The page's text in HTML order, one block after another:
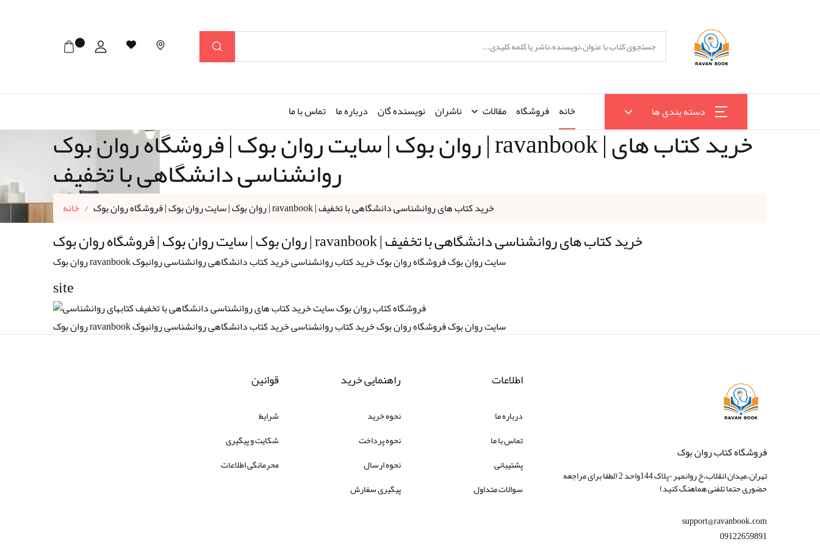
دسته بندی ها خانه فروشگاه مقالات ناشران نویسنده گان درباره ما تماس با ما
روان بوک | سایت روان بوک | فروشگاه روان بوک | ravanbook | خرید کتاب های
روانشناسی دانشگاهی با تخفیف
خانه روان بوک | سایت روان بوک | فروشگاه روان بوک | ravanbook | خرید کتاب های روانشناسی دانشگاهی با تخفیف
روان بوک | سایت روان بوک | فروشگاه روان بوک | ravanbook | خرید کتاب های روانشناسی دانشگاهی با تخفیف
روان بوک ravanbook سایت روان بوک فروشگاه روان بوک خرید کتاب روانشناسی خرید کتاب دانشگاهی روانشناسی روانبوک
site
روان بوک ravanbook سایت روان بوک فروشگاه روان بوک خرید کتاب روانشناسی خرید کتاب دانشگاهی روانشناسی روانبوک
فروشگاه کتاب روان بوک
تهران،میدان انقلاب،خ روانمهر-پلاک 144واحد 2 (لطفا برای مراجعه
حضوری حتما تلفنی هماهنگ کنید)
support@ravanbook.com
09122659891
اطلاعات
درباره ما
تماس با ما
پشتیبانی
سوالات متداول
راهنمایی خرید
نحوه خرید
نحوه پرداخت
نحوه ارسال
پیگیری سفارش
قوانین
شرایط
شکایت و پیگیری
محرمانگی اطلاعات